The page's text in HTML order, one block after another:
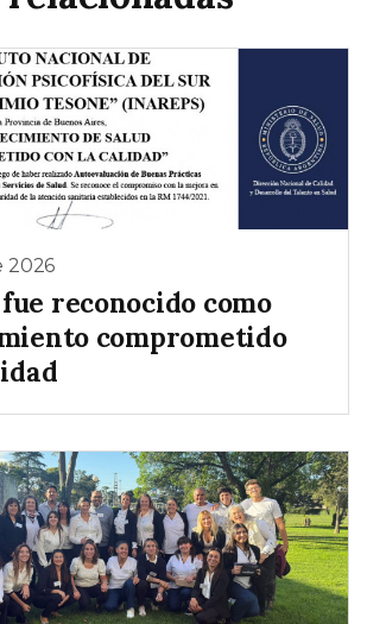
2026
fue reconocido como
comprometido